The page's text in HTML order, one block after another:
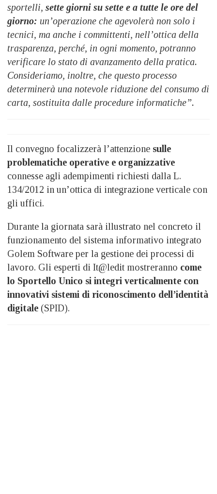
sportelli, sette giorni su sette e a tutte le ore del
giorno: un’operazione che agevolerà non solo i
tecnici, ma anche i committenti, nell’ottica della
trasparenza, perché, in ogni momento, potranno
verificare lo stato di avanzamento della pratica.
Consideriamo, inoltre, che questo processo
determinerà una notevole riduzione del consumo di
carta, sostituita dalle procedure informatiche”.
Il convegno focalizzerà l’attenzione sulle
problematiche operative e organizzative
connesse agli adempimenti richiesti dalla L.
134/2012 in un’ottica di integrazione verticale con
gli uffici.
Durante la giornata sarà illustrato nel concreto il
funzionamento del sistema informativo integrato
Golem Software per la gestione dei processi di
lavoro. Gli esperti di It@ledit mostreranno come
lo Sportello Unico si integri verticalmente con
innovativi sistemi di riconoscimento dell’identità
digitale (SPID).